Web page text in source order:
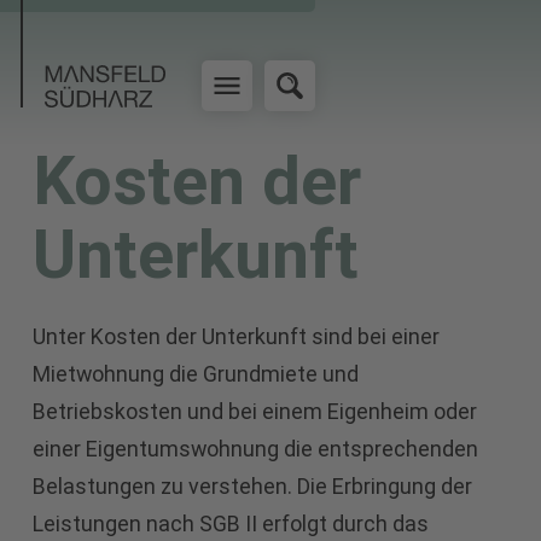
Kosten der
Unterkunft
Unter Kosten der Unterkunft sind bei einer
Mietwohnung die Grundmiete und
Betriebskosten und bei einem Eigenheim oder
einer Eigentumswohnung die entsprechenden
Belastungen zu verstehen. Die Erbringung der
Leistungen nach SGB II erfolgt durch das